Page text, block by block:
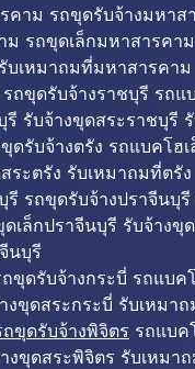
คาม รถขุดรับจ้างมหาส
ม รถขุดเล็กมหาสารคา
บเหมาถมที่มหาสารคาม
ถขุดรับจ้างราชบุรี รถแ
รี รับจ้างขุดสระราชบุรี
ดรับจ้างตรัง รถแบคโฮ
ระตรัง รับเหมาถมที่ตรัง
รี รถขุดรับจ้างปราจีนบุ
เล็กปราจีนบุรี รับจ้างขุ
นบุรี
ขุดรับจ้างกระบี่ รถแบค
งขุดสระกระบี่ รับเหมา
ถขุดรับจ้างพิจิตร รถแบค
งขุดสระพิจิตร รับเหมา